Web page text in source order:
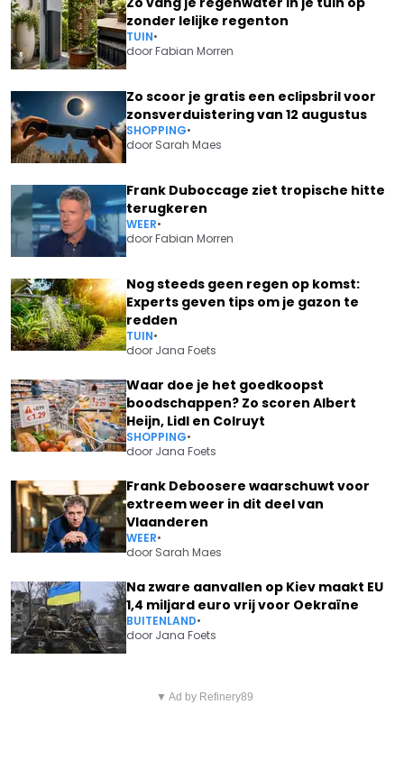
zonder lelijke regenton
TUIN•
doorFabian Morren
Zo scoor je gratis een eclipsbril voor
zonsverduistering van 12 augustus
SHOPPING•
door Sarah Maes
Frank Duboccage ziet tropische hitte
terugkeren
WEER•
doorFabian Morren
Nog steeds geen regen op komst:
Experts geven tips om je gazon te
redden
TUIN•
door Jana Foets
Waar doe je het goedkoopst
boodschappen? Zo scoren Albert
Heijn, Lidl en Colruyt
SHOPPING•
door Jana Foets
Frank Deboosere waarschuwt voor
extreem weer in dit deel van
Vlaanderen
WEER•
door Sarah Maes
Na zware aanvallen op Kiev maakt EU
1,4 miljard euro vrij voor Oekraïne
BUITENLAND•
door Jana Foets
SEAN DHONDT EN MAITHÉ
▼ Ad by Refinery89